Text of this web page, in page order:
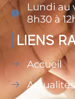
Lundi au
8h30 à
LIENS
Accueil
Actualités